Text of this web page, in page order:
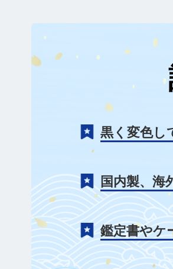
黒く変色し
国内製、海
鑑定書やケ